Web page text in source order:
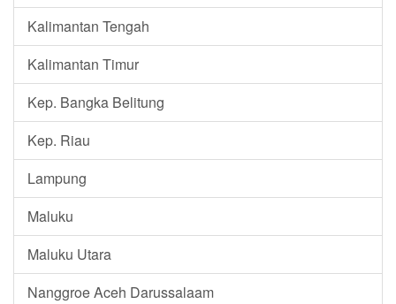
Kalimantan Tengah
Kalimantan Timur
Kep. Bangka Belitung
Kep. Riau
Lampung
Maluku
Maluku Utara
Nanggroe Aceh Darussalaam